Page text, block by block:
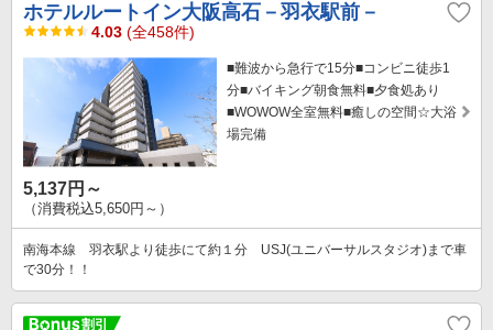
ホテルルートイン大阪高石－羽衣駅前－
4.03 (全458件)
■難波から急行で15分■コンビニ徒歩1
分■バイキング朝食無料■夕食処あり
■WOWOW全室無料■癒しの空間☆大浴
場完備
5,137円～
（消費税込5,650円～）
南海本線 羽衣駅より徒歩にて約１分 USJ(ユニバーサルスタジオ)まで車
で30分！！